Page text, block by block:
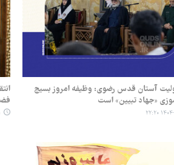
آستان قدس رضوی: وظیفه امروز بسیج
«جهاد تبیین» است
۲۲:۲۰